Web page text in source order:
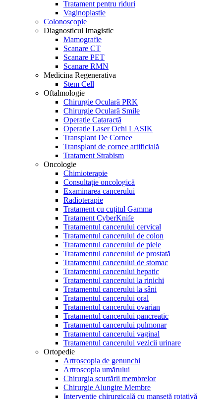
Tratament pentru riduri
Vaginoplastie
Colonoscopie
Diagnosticul Imagistic
Mamografie
Scanare CT
Scanare PET
Scanare RMN
Medicina Regenerativa
Stem Cell
Oftalmologie
Chirurgie Oculară PRK
Chirurgie Oculară Smile
Operație Cataractă
Operație Laser Ochi LASIK
Transplant De Cornee
Transplant de cornee artificială
Tratament Strabism
Oncologie
Chimioterapie
Consultație oncologică
Examinarea cancerului
Radioterapie
Tratament cu cuțitul Gamma
Tratament CyberKnife
Tratamentul cancerului cervical
Tratamentul cancerului de colon
Tratamentul cancerului de piele
Tratamentul cancerului de prostată
Tratamentul cancerului de stomac
Tratamentul cancerului hepatic
Tratamentul cancerului la rinichi
Tratamentul cancerului la sâni
Tratamentul cancerului oral
Tratamentul cancerului ovarian
Tratamentul cancerului pancreatic
Tratamentul cancerului pulmonar
Tratamentul cancerului vaginal
Tratamentul cancerului vezicii urinare
Ortopedie
Artroscopia de genunchi
Artroscopia umărului
Chirurgia scurtării membrelor
Chirurgie Alungire Membre
Intervenție chirurgicală cu manșetă rotativă